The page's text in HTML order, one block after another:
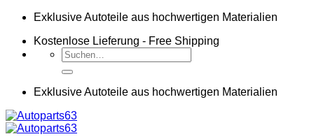
Zum
springen
Exklusive Autoteile aus hochwertigen Materialien
Kostenlose Lieferung - Free Shipping
Suchen
nach:
Exklusive Autoteile aus hochwertigen Materialien